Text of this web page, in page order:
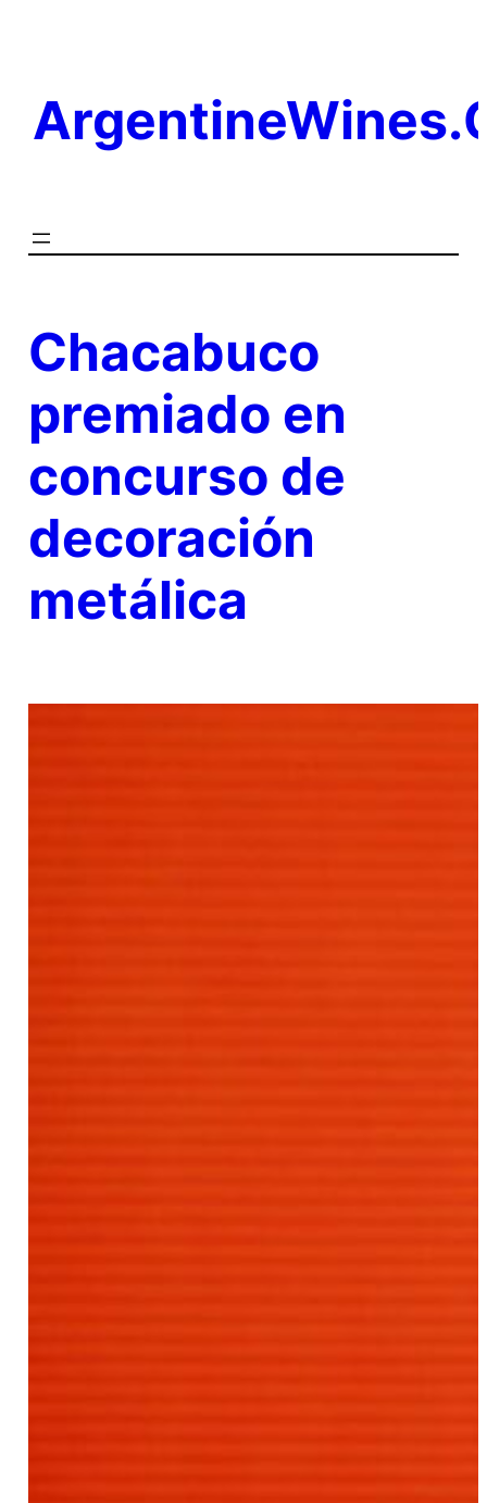
Chacabuco
premiado en
concurso de
decoración
metálica